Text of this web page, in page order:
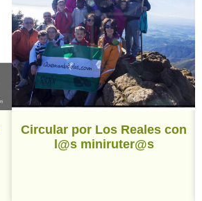
Circular por Los Reales con
l@s miniruter@s